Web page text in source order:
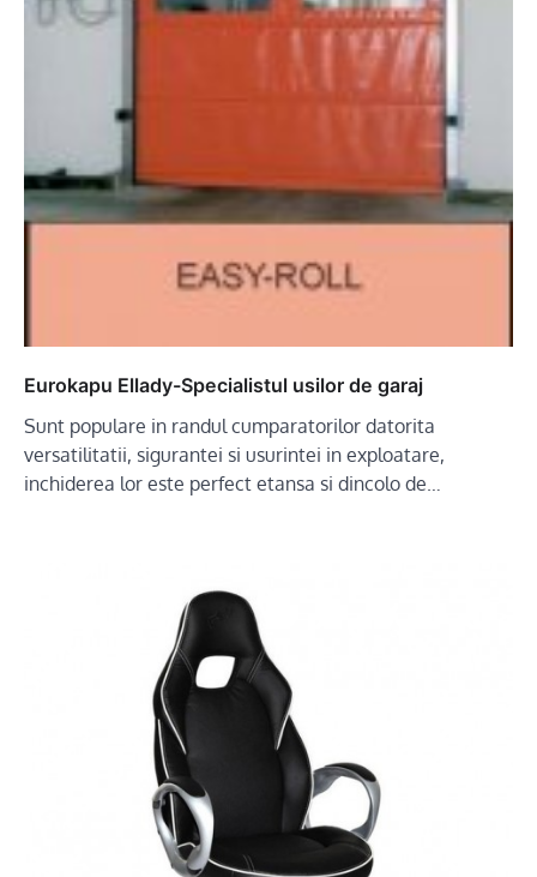
Eurokapu Ellady-Specialistul usilor de garaj
Sunt populare in randul cumparatorilor datorita
versatilitatii, sigurantei si usurintei in exploatare,
inchiderea lor este perfect etansa si dincolo de…